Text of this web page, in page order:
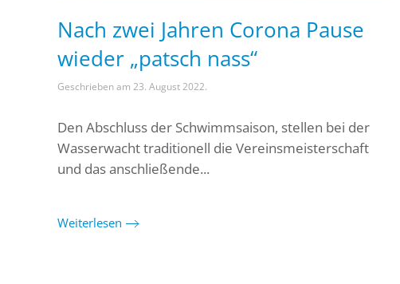
Nach zwei Jahren Corona Pause
wieder „patsch nass“
Geschrieben am 23. August 2022.
Den Abschluss der Schwimmsaison, stellen bei der
Wasserwacht traditionell die Vereinsmeisterschaft
und das anschließende...
Weiterlesen